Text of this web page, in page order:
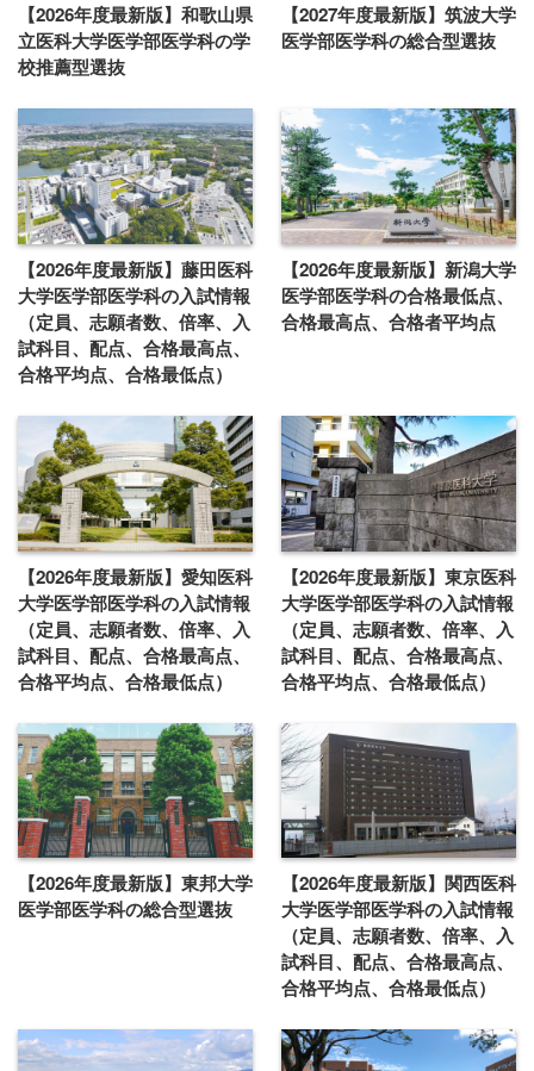
【2026年度最新版】和歌山県
立医科大学医学部医学科の学
校推薦型選抜
【2027年度最新版】筑波大学
医学部医学科の総合型選抜
【2026年度最新版】藤田医科
大学医学部医学科の入試情報
（定員、志願者数、倍率、入
試科目、配点、合格最高点、
合格平均点、合格最低点）
【2026年度最新版】新潟大学
医学部医学科の合格最低点、
合格最高点、合格者平均点
【2026年度最新版】愛知医科
大学医学部医学科の入試情報
（定員、志願者数、倍率、入
試科目、配点、合格最高点、
合格平均点、合格最低点）
【2026年度最新版】東京医科
大学医学部医学科の入試情報
（定員、志願者数、倍率、入
試科目、配点、合格最高点、
合格平均点、合格最低点）
【2026年度最新版】東邦大学
医学部医学科の総合型選抜
【2026年度最新版】関西医科
大学医学部医学科の入試情報
（定員、志願者数、倍率、入
試科目、配点、合格最高点、
合格平均点、合格最低点）